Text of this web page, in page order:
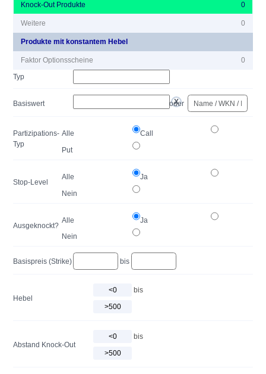
Knock-Out Produkte 0
Weitere 0
Produkte mit konstantem Hebel
Faktor Optionsscheine
0
Typ
Basiswert oder
Partizipations-
Typ
Alle
Call
Put
Stop-Level
Alle
Ja
Nein
Ausgeknockt?
Alle
Ja
Nein
Basispreis (Strike) bis
Hebel
bis
Abstand Knock-Out
bis